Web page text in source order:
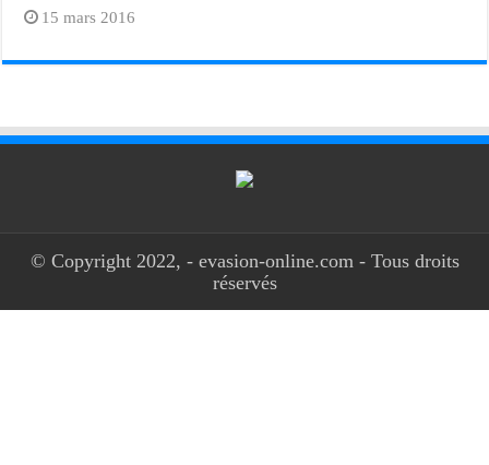
15 mars 2016
© Copyright 2022, - evasion-online.com - Tous droits
réservés